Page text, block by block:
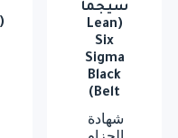
شهادة
سيجما
(Lean
Six
Sigma
Black
Belt)